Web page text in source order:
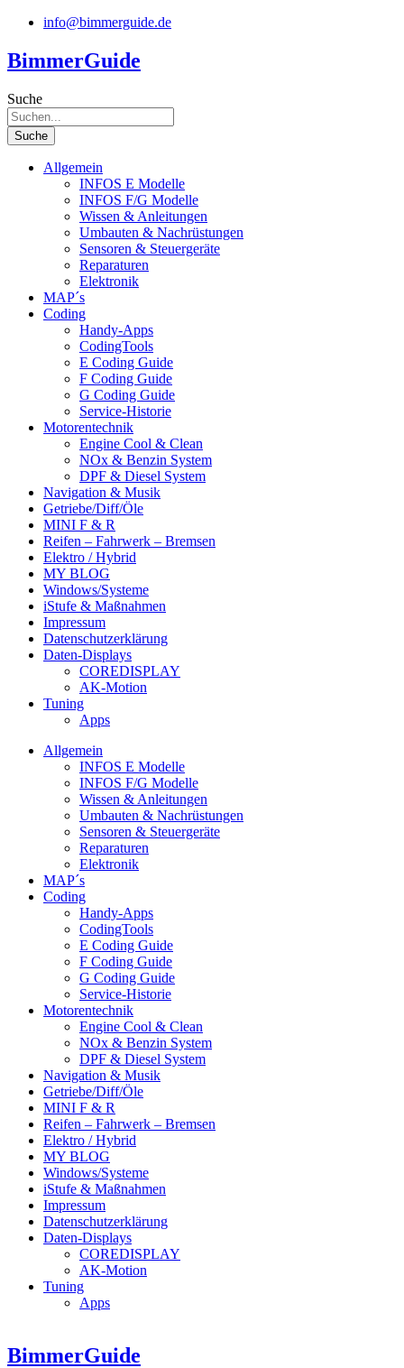
Zum
springen
info@bimmerguide.de
BimmerGuide
Suche
Suche
Allgemein
INFOS E Modelle
INFOS F/G Modelle
Wissen & Anleitungen
Umbauten & Nachrüstungen
Sensoren & Steuergeräte
Reparaturen
Elektronik
MAP´s
Coding
Handy-Apps
CodingTools
E Coding Guide
F Coding Guide
G Coding Guide
Service-Historie
Motorentechnik
Engine Cool & Clean
NOx & Benzin System
DPF & Diesel System
Navigation & Musik
Getriebe/Diff/Öle
MINI F & R
Reifen – Fahrwerk – Bremsen
Elektro / Hybrid
MY BLOG
Windows/Systeme
iStufe & Maßnahmen
Impressum
Datenschutzerklärung
Daten-Displays
COREDISPLAY
AK-Motion
Tuning
Apps
Allgemein
INFOS E Modelle
INFOS F/G Modelle
Wissen & Anleitungen
Umbauten & Nachrüstungen
Sensoren & Steuergeräte
Reparaturen
Elektronik
MAP´s
Coding
Handy-Apps
CodingTools
E Coding Guide
F Coding Guide
G Coding Guide
Service-Historie
Motorentechnik
Engine Cool & Clean
NOx & Benzin System
DPF & Diesel System
Navigation & Musik
Getriebe/Diff/Öle
MINI F & R
Reifen – Fahrwerk – Bremsen
Elektro / Hybrid
MY BLOG
Windows/Systeme
iStufe & Maßnahmen
Impressum
Datenschutzerklärung
Daten-Displays
COREDISPLAY
AK-Motion
Tuning
Apps
BimmerGuide